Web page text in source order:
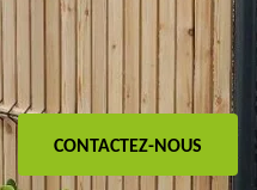
CONTACTEZ-NOUS